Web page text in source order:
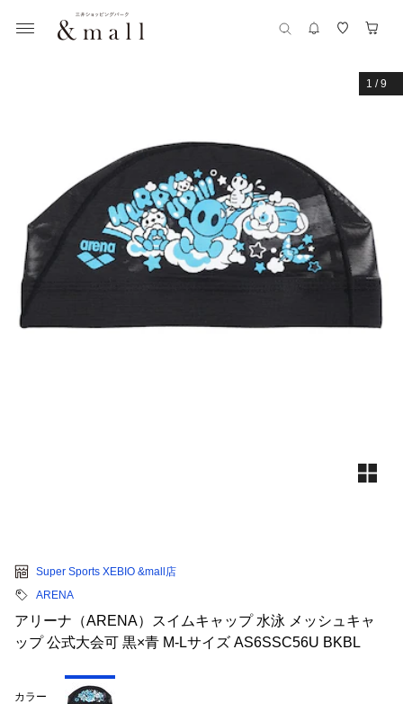
1 /9
Super Sports XEBIO &mall店
ARENA
アリーナ（ARENA）スイムキャップ 水泳 メッシュキャ
ップ 公式大会可 黒×青 M-Lサイズ AS6SSC56U BKBL
カラー